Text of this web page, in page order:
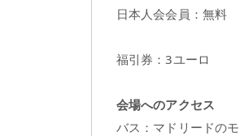
日本人会会員：無料
福引券：3ユーロ
会場へのアクセス
バス：マドリードの